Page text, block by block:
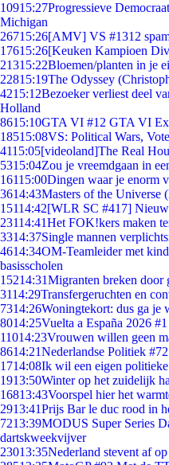
10915:27Progressieve
Michigan
26715:26[AMV] VS #1312
17615:26[Keuken Kampioen
21315:22Bloemen/planten in je
22815:19The Odyssey
4215:12Bezoeker verliest deel
Holland
8615:10GTA VI #12 GTA VI
18515:08VS: Political Wars,
4115:05[videoland]The Real
5315:04Zou je vreemdgaan in
16115:00Dingen waar je enorm
3614:43Masters of the Universe
15114:42[WLR SC #417] Nieuw
23114:41Het FOK!kers maken
3314:37Single mannen
4614:34OM-Teamleider met
basisscholen
15214:31Migranten breken door
3114:29Transfergeruchten en
7314:26Woningtekort: dus ga je
8014:25Vuelta a España 2026 #1
11014:23Vrouwen willen geen
8614:21Nederlandse Politiek
1714:08Ik wil een eigen
1913:50Winter op het zuidelijk
16813:43Voorspel hier het
2913:41Prijs Bar le duc rood in
7213:39MODUS Super Series
dartskweekvijver
23013:35Nederland stevent af